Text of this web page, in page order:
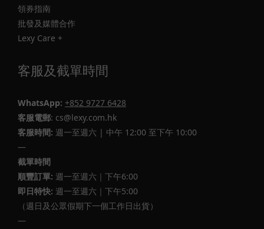
領券指南
批發及媒體合作
Lexy Care +
客服及截單時間
WhatsApp: +852 9727 6428
客服電郵: cs@lexy.com.hk
客服時間: 週一至週六 | 中午 12:00 至下午 10:00
—
截單時間
順豐訂單: 週一至週六｜下午6:00
即日特快: 週一至週六｜下午5:00
（週日及公眾假期下一個工作日出貨）
—